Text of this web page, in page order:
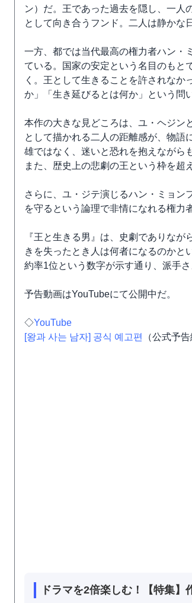
ン）だ。王であった過去を隠し、一人
として向き合うフンド。二人は静かな
一方、都では当代最高の権力者ハン・
ている。国家の安定という名目のもと
く。王として生きることを許されな
か」「生き延びるとは何か」という問
本作の大きな見どころは、ユ・ヘジン
として描かれる二人の距離感が、物語
雄ではなく、迷いと恐れを抱えながら
また、歴史上の悲劇の王という枠を超
さらに、ユ・ジテ演じるハン・ミョン
を守るという論理で非情になれる権力
『王と生きる男』は、史劇でありな
きを失ったとき人は何者になるのかと
約率1位という数字が示す通り、派手
予告動画はYouTubeにて公開中だ。
◇YouTube
[왕과 사는 남자] 공식 예고편
（公式予告
ドラマを2倍楽しむ！【特集】